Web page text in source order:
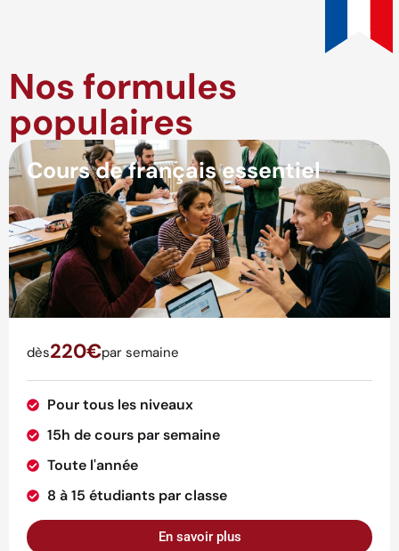
Nos formules
populaires
Cours de français essentiel
dès220€par semaine
Pour tous les niveaux
15h de cours par semaine
Toute l'année
8 à 15 étudiants par classe
En savoir plus